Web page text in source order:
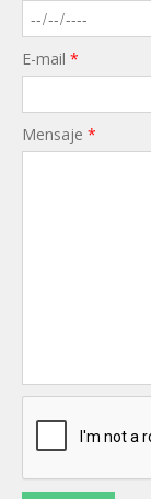
E-mail *
Mensaje *